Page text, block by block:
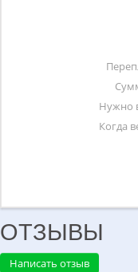
Нужно
Когда
ОТЗЫВЫ
Написать отзыв